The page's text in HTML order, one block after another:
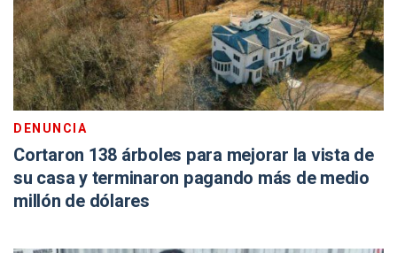
DENUNCIA
Cortaron 138 árboles para mejorar la vista de
su casa y terminaron pagando más de medio
millón de dólares